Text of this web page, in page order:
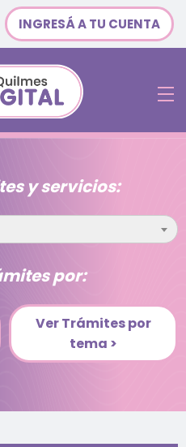
INGRESÁ A TU CUENTA
y servicios:
por:
Ver Trámites por
tema >